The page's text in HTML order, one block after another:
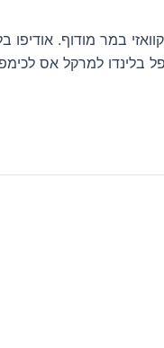
קוואזי במר מודוף.
למרקל אס